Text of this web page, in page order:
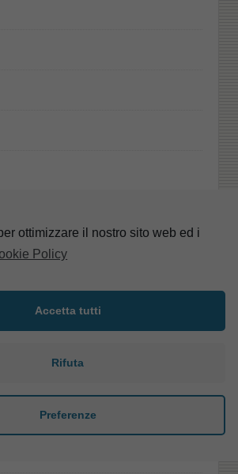
ottimizzare il nostro sito web ed i
Policy
Accetta tutti
Rifuta
Preferenze